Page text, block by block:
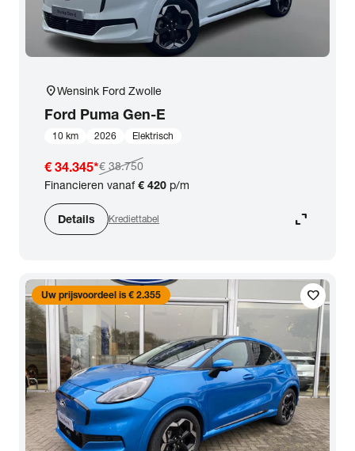
location_onWensink Ford Zwolle
Ford Puma Gen-E
10 km 2026 Elektrisch
€ 34.345*€ 38.750
Financieren vanaf€ 420 p/m
Details Krediettabel expand_content
favorite
Uw prijsvoordeel is € 2.355